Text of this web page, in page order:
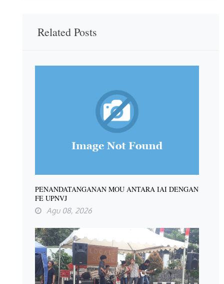
Related Posts
PENANDATANGANAN MOU ANTARA IAI DENGAN
FE UPNVJ
Agu 08, 2026